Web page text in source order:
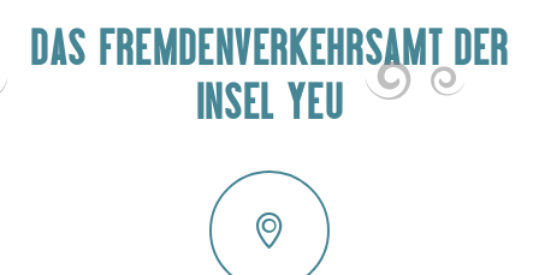
DAS FREMDENVERKEHRSAMT DER
INSEL YEU